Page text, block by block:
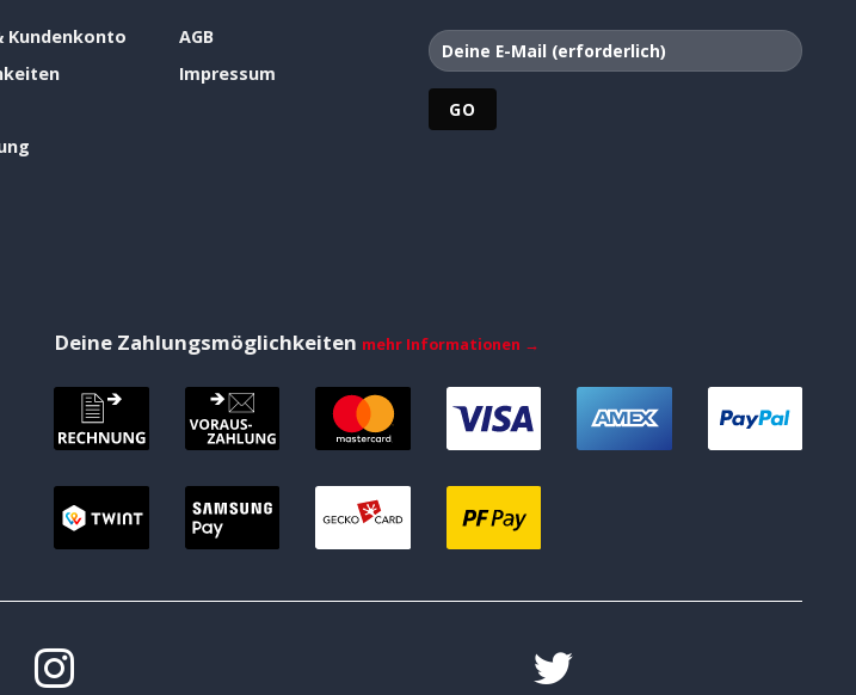
Kundenkonto
AGB
Impressum
Deine Zahlungsmöglichkeiten mehr Informationen →